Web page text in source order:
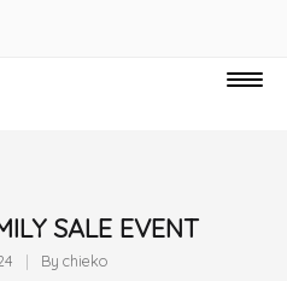
SALE EVENT
By chieko